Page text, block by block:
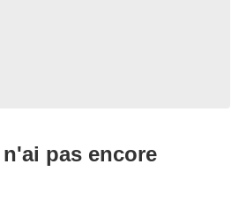
pas encore